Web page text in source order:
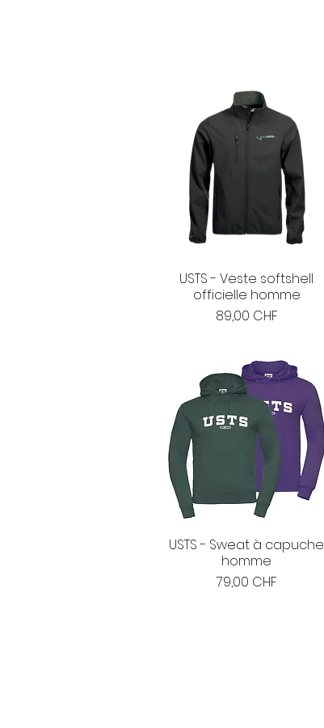
USTS - Veste softshell
officielle homme
Prix
89,00 CHF
USTS - Sweat à capuche
homme
Prix
79,00 CHF